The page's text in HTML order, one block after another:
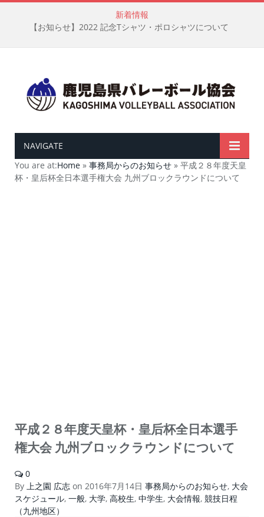
新着情報
【お知らせ】2022 記念Tシャツ・ポロシャツについて
NAVIGATE
You are at:Home » 事務局からのお知らせ » 平成２８年度天皇
杯・皇后杯全日本選手権大会 九州ブロックラウンドについて
平成２８年度天皇杯・皇后杯全日本選手
権大会 九州ブロックラウンドについて
0
By 上之園 広志 on 2016年7月14日 事務局からのお知らせ, 大会
スケジュール, 一般, 大学, 高校生, 中学生, 大会情報, 競技日程
（九州地区）